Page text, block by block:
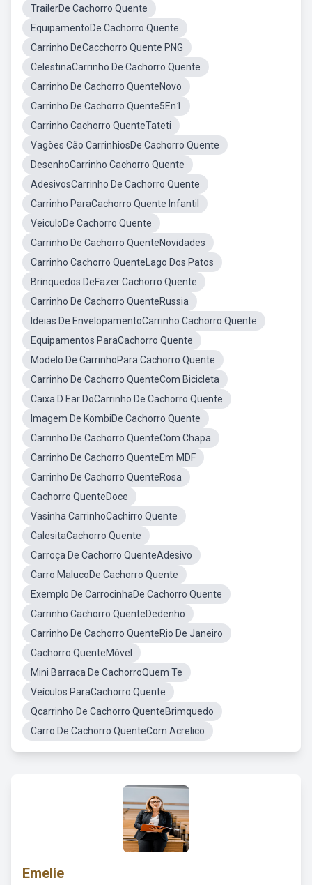
TrailerDe Cachorro Quente
EquipamentoDe Cachorro Quente
Carrinho DeCacchorro Quente PNG
CelestinaCarrinho De Cachorro Quente
Carrinho De Cachorro QuenteNovo
Carrinho De Cachorro Quente5En1
Carrinho Cachorro QuenteTateti
Vagões Cão CarrinhiosDe Cachorro Quente
DesenhoCarrinho Cachorro Quente
AdesivosCarrinho De Cachorro Quente
Carrinho ParaCachorro Quente Infantil
VeiculoDe Cachorro Quente
Carrinho De Cachorro QuenteNovidades
Carrinho Cachorro QuenteLago Dos Patos
Brinquedos DeFazer Cachorro Quente
Carrinho De Cachorro QuenteRussia
Ideias De EnvelopamentoCarrinho Cachorro Quente
Equipamentos ParaCachorro Quente
Modelo De CarrinhoPara Cachorro Quente
Carrinho De Cachorro QuenteCom Bicicleta
Caixa D Ear DoCarrinho De Cachorro Quente
Imagem De KombiDe Cachorro Quente
Carrinho De Cachorro QuenteCom Chapa
Carrinho De Cachorro QuenteEm MDF
Carrinho De Cachorro QuenteRosa
Cachorro QuenteDoce
Vasinha CarrinhoCachirro Quente
CalesitaCachorro Quente
Carroça De Cachorro QuenteAdesivo
Carro MalucoDe Cachorro Quente
Exemplo De CarrocinhaDe Cachorro Quente
Carrinho Cachorro QuenteDedenho
Carrinho De Cachorro QuenteRio De Janeiro
Cachorro QuenteMóvel
Mini Barraca De CachorroQuem Te
Veículos ParaCachorro Quente
Qcarrinho De Cachorro QuenteBrimquedo
Carro De Cachorro QuenteCom Acrelico
Emelie